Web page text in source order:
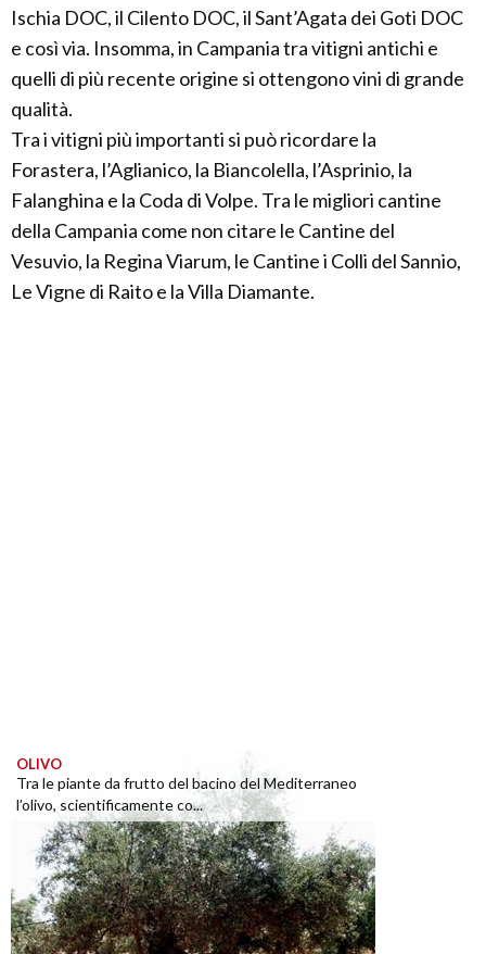
Ischia DOC, il Cilento DOC, il Sant’Agata dei Goti DOC
e così via. Insomma, in Campania tra vitigni antichi e
quelli di più recente origine si ottengono vini di grande
qualità.
Tra i vitigni più importanti si può ricordare la
Forastera, l’Aglianico, la Biancolella, l’Asprinio, la
Falanghina e la Coda di Volpe. Tra le migliori cantine
della Campania come non citare le Cantine del
Vesuvio, la Regina Viarum, le Cantine i Colli del Sannio,
Le Vigne di Raito e la Villa Diamante.
OLIVO
Tra le piante da frutto del bacino del Mediterraneo
l’olivo, scientificamente co...